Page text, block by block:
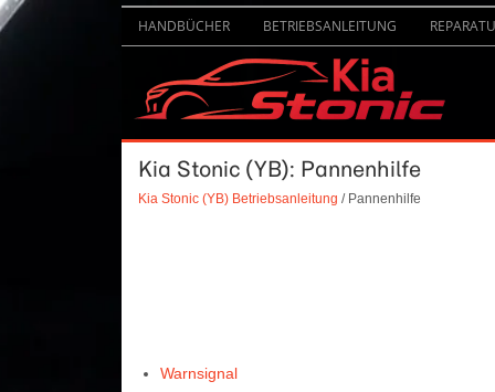
HANDBÜCHER BETRIEBSANLEITUNG
Kia Stonic (YB): Pannenhilfe
Kia Stonic (YB) Betriebsanleitung / Pannenhilfe
Warnsignal